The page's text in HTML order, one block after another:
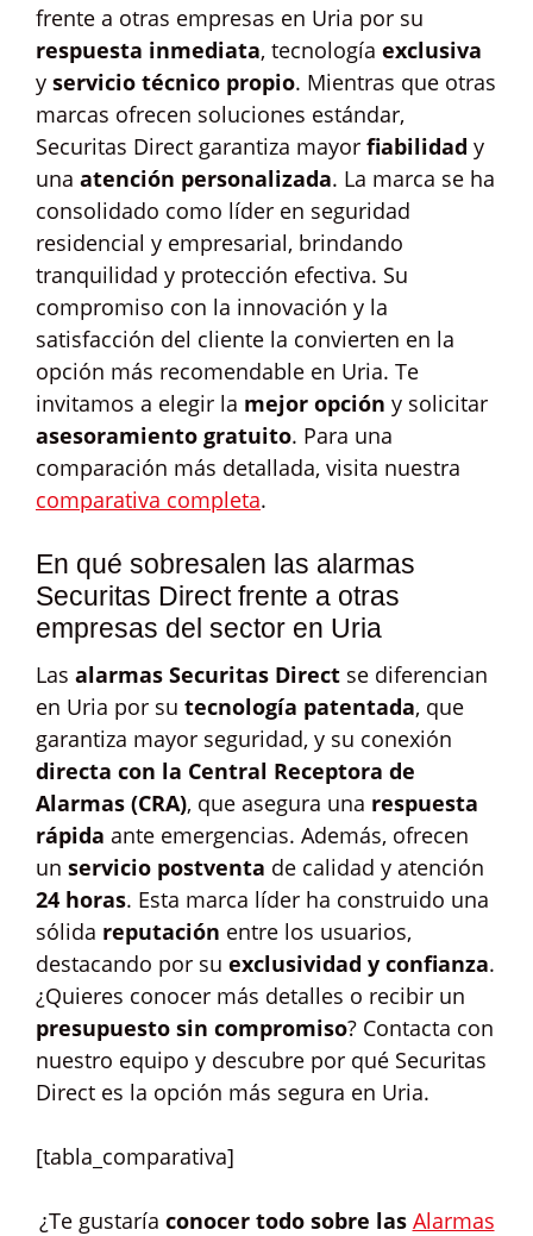
frente a otras empresas en Uria por su
respuesta inmediata, tecnología exclusiva
y servicio técnico propio. Mientras que otras
marcas ofrecen soluciones estándar,
Securitas Direct garantiza mayor fiabilidad y
una atención personalizada. La marca se ha
consolidado como líder en seguridad
residencial y empresarial, brindando
tranquilidad y protección efectiva. Su
compromiso con la innovación y la
satisfacción del cliente la convierten en la
opción más recomendable en Uria. Te
invitamos a elegir la mejor opción y solicitar
asesoramiento gratuito. Para una
comparación más detallada, visita nuestra
comparativa completa.
En qué sobresalen las alarmas
Securitas Direct frente a otras
empresas del sector en Uria
Las alarmas Securitas Direct se diferencian
en Uria por su tecnología patentada, que
garantiza mayor seguridad, y su conexión
directa con la Central Receptora de
Alarmas (CRA), que asegura una respuesta
rápida ante emergencias. Además, ofrecen
un servicio postventa de calidad y atención
24 horas. Esta marca líder ha construido una
sólida reputación entre los usuarios,
destacando por su exclusividad y confianza.
¿Quieres conocer más detalles o recibir un
presupuesto sin compromiso? Contacta con
nuestro equipo y descubre por qué Securitas
Direct es la opción más segura en Uria.
[tabla_comparativa]
¿Te gustaría conocer todo sobre las Alarmas